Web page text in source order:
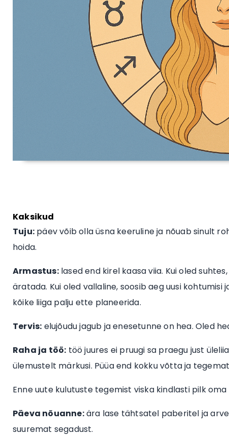
Kaksikud
Tuju: päev võib olla üsna keeruline ja nõuab sinult
hoida.
Armastus:lased end kirel kaasa viia. Kui oled
äratada. Kui oled vallaline, soosib aeg uusi
kõike liiga palju ette planeerida.
Tervis: elujõudu jagub ja enesetunne on hea. Oled
Raha ja töö: töö juures ei pruugi sa praegu just
ülemustelt märkusi. Püüa end kokku võtta ja
Enne uute kulutuste tegemist viska kindlasti pilk
Päeva nõuanne:ära lase tähtsatel paberitel ja
suuremat segadust.